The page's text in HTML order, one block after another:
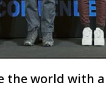
the world with